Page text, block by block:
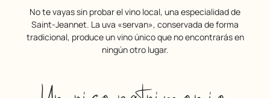
No te vayas sin probar el vino local, una especialidad de
Saint-Jeannet. La uva «servan», conservada de forma
tradicional, produce un vino único que no encontrarás en
ningún otro lugar.